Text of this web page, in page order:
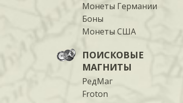
Монеты Германии
Боны
Монеты США
ПОИСКОВЫЕ
МАГНИТЫ
РедМаг
Froton